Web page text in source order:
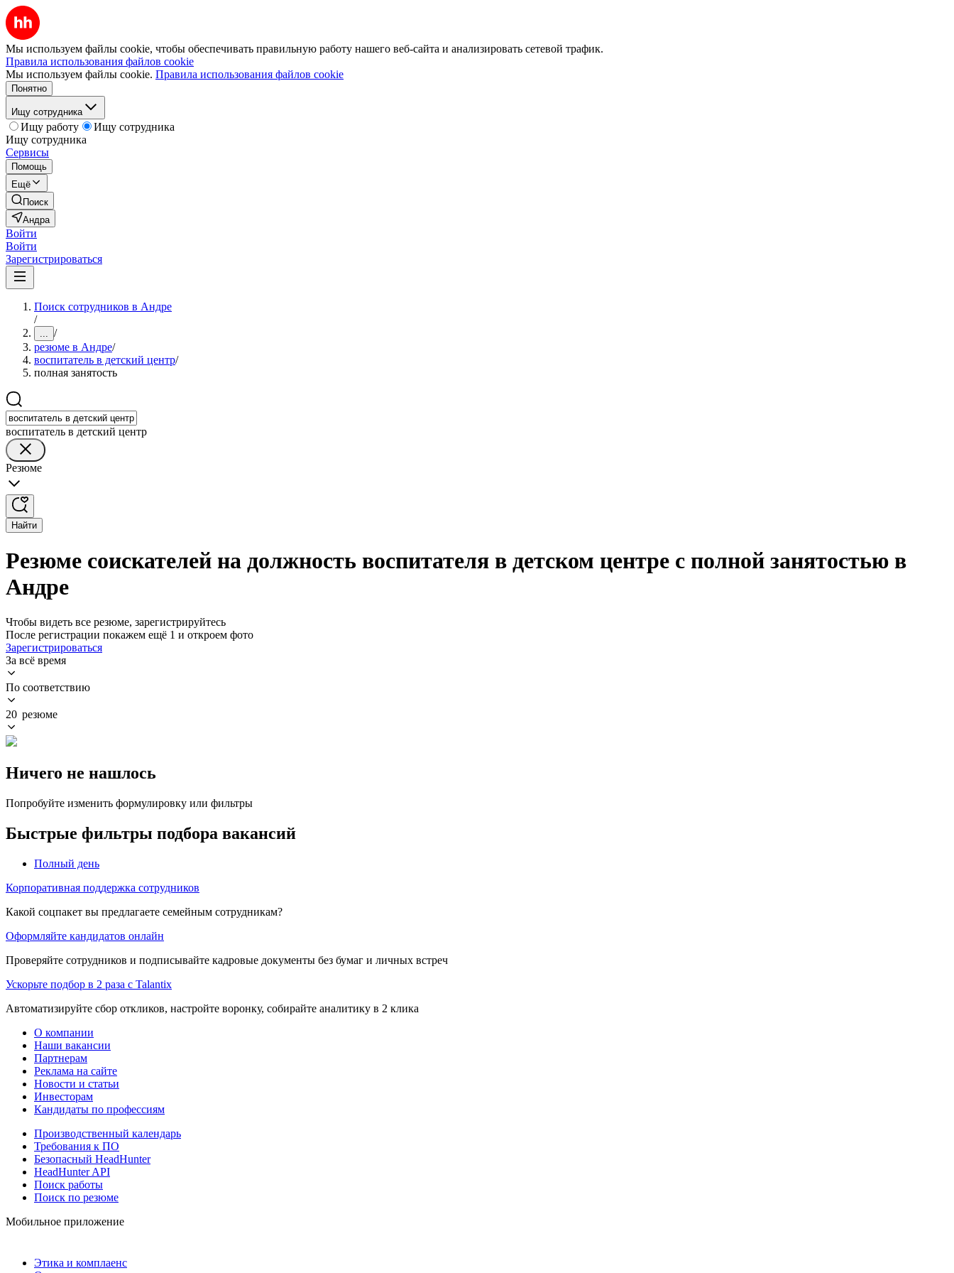
Мы используем файлы cookie, чтобы обеспечивать правильную работу нашего веб-сайта и анализировать сетевой трафик.
Правила использования файлов cookie
Мы используем файлы cookie. Правила использования файлов cookie
Понятно
Ищу сотрудника
Ищу работу
Ищу сотрудника
Ищу сотрудника
Сервисы
Помощь
Ещё
Поиск
Андра
Войти
Войти
Зарегистрироваться
Поиск сотрудников в Андре
/
... /
резюме в Андре/
воспитатель в детский центр/
полная занятость
воспитатель в детский центр
Резюме
Найти
Резюме соискателей на должность воспитателя в детском центре с полной занятостью в
Андре
Чтобы видеть все резюме, зарегистрируйтесь
После регистрации покажем ещё 1 и откроем фото
Зарегистрироваться
За всё время
По соответствию
20 резюме
Ничего не нашлось
Попробуйте изменить формулировку или фильтры
Быстрые фильтры подбора вакансий
Полный день
Корпоративная поддержка сотрудников
Какой соцпакет вы предлагаете семейным сотрудникам?
Оформляйте кандидатов онлайн
Проверяйте сотрудников и подписывайте кадровые документы без бумаг и личных встреч
Ускорьте подбор в 2 раза с Talantix
Автоматизируйте сбор откликов, настройте воронку, собирайте аналитику в 2 клика
О компании
Наши вакансии
Партнерам
Реклама на сайте
Новости и статьи
Инвесторам
Кандидаты по профессиям
Производственный календарь
Требования к ПО
Безопасный HeadHunter
HeadHunter API
Поиск работы
Поиск по резюме
Мобильное приложение
Этика и комплаенс